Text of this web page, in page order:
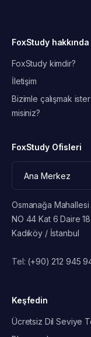
FoxStudy hakkında
FoxStudy kimdir?
İletişim
Bizimle çalışmak ister
misiniz?
FoxStudy Ofisleri
Osmanağa
NO 44 Kat 6 Daire 18
Kadıköy / İstanbul
Tel: (+90) 212 945
Keşfedin
Ücretsiz Dil Seviye